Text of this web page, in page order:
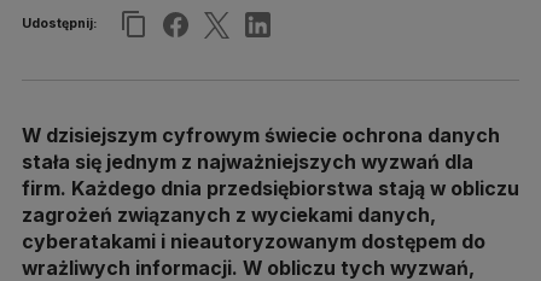
Udostępnij:
W dzisiejszym cyfrowym świecie ochrona danych
stała się jednym z najważniejszych wyzwań dla
firm. Każdego dnia przedsiębiorstwa stają w obliczu
zagrożeń związanych z wyciekami danych,
cyberatakami i nieautoryzowanym dostępem do
wrażliwych informacji. W obliczu tych wyzwań,